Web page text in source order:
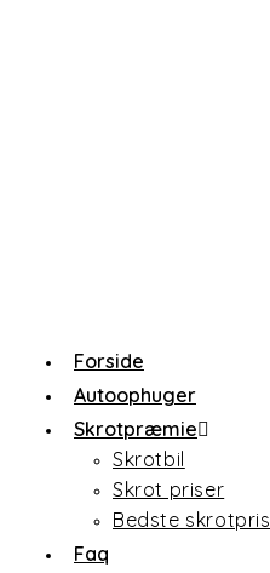
Forside
Autoophuger
Skrotpræmie
Skrotbil
Skrot priser
Bedste skrotpris
Faq